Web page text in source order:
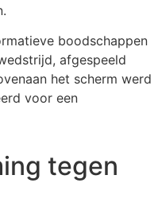
boodschappen
afgespeeld
het scherm werd
voor een
tegen